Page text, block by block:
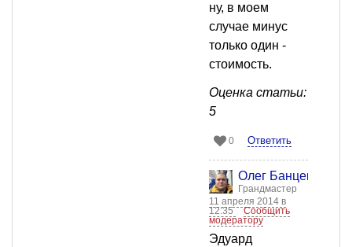
ну, в моем
случае минус
только один -
стоимость.
Оценка статьи:
5
0 Ответить
Олег Банцекин
Грандмастер
11 апреля 2014 в
12:35
Сообщить
модератору
Эдуард